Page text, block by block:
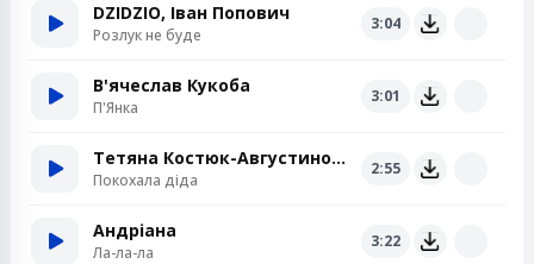
DZIDZIO, Іван Попович
Розлук не буде
3:04
В'ячеслав Кукоба
П'Янка
3:01
Тетяна Костюк-Августинович
Покохала діда
2:55
Андріана
Ла-ла-ла
3:22